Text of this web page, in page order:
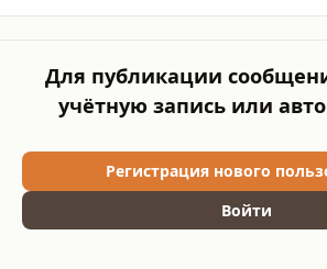
Для публикации
учётную запись или
Регистрация нового
Войти